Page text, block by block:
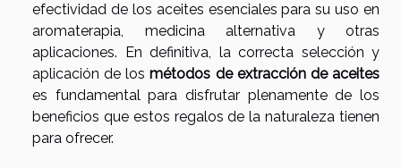
efectividad de los aceites esenciales para su uso en
aromaterapia, medicina alternativa y otras
aplicaciones. En definitiva, la correcta selección y
aplicación de losmétodos de extracción de aceites
es fundamental para disfrutar plenamente de los
beneficios que estos regalos de la naturaleza tienen
para ofrecer.